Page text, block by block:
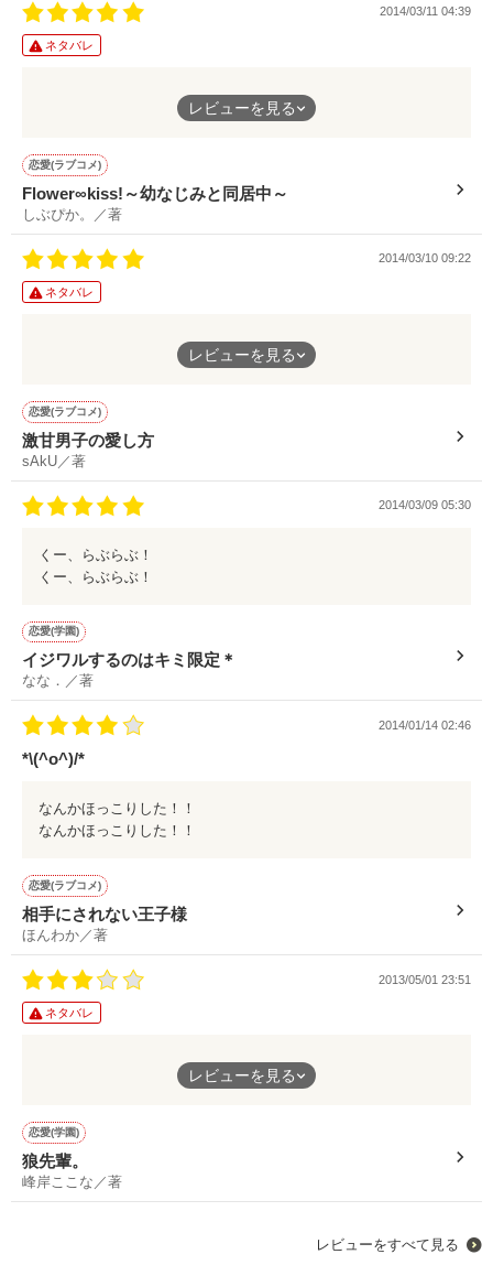
2014/03/11 04:39
ネタバレ
レビューを見る
恋愛(ラブコメ)
Flower∞kiss!～幼なじみと同居中～
しぶぴか。／著
2014/03/10 09:22
ネタバレ
やっぱ幼馴染みって憧れる(´･_･`)❤️
レビューを見る
恋愛(ラブコメ)
激甘男子の愛し方
sAkU／著
2014/03/09 05:30
くー、らぶらぶ！
くー、らぶらぶ！
恋愛(学園)
イジワルするのはキミ限定＊
なな．／著
2014/01/14 02:46
*\(^o^)/*
なんかほっこりした！！
なんかほっこりした！！
恋愛(ラブコメ)
相手にされない王子様
ほんわか／著
2013/05/01 23:51
ネタバレ
レビューを見る
恋愛(学園)
狼先輩。
峰岸ここな／著
レビューをすべて見る